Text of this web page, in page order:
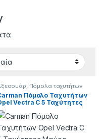
Sorted by latest
, Πόμολα ταχυτήτων
Πόμολο Ταχυτήτων
Vectra C 5 Ταχύτητες